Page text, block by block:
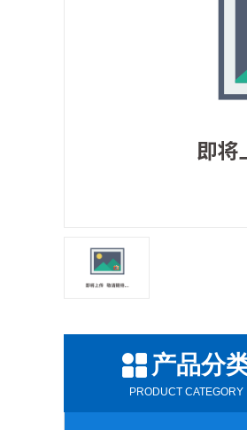
产品分
PRODUCT CATEGORY